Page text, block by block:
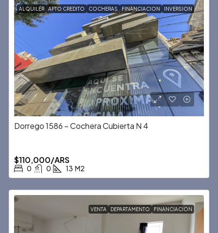
ALQUILER APTO CREDITO COCHERAS FINANCIACION INVERSION
Dorrego 1586 – Cochera Cubierta N 4
$110,000/ARS
0 0 13 M2
VENTA DEPARTAMENTO FINANCIACION